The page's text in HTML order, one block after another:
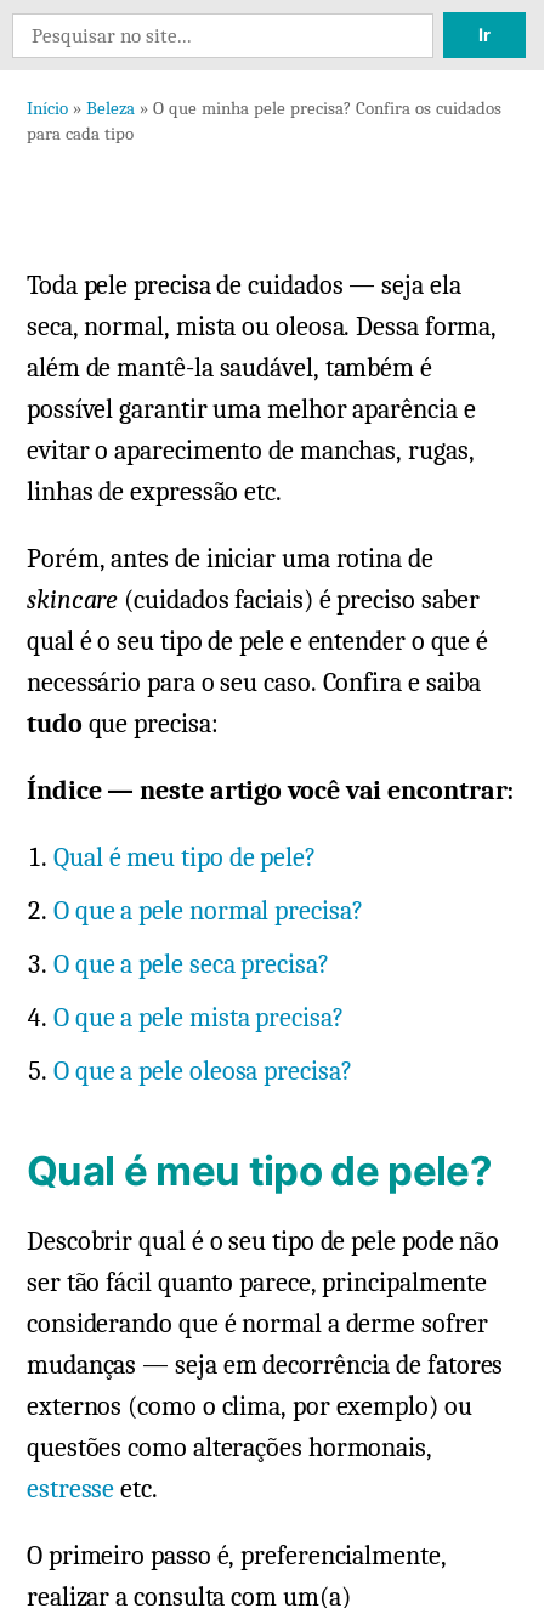
Deixe
em
precisa?
Confira
para
cada
Search
for:
Início » Beleza » O que minha pele precisa? Confira os cuidados
para cada tipo
Toda pele precisa de cuidados — seja ela
seca, normal, mista ou oleosa. Dessa forma,
além de mantê-la saudável, também é
possível garantir uma melhor aparência e
evitar o aparecimento de manchas, rugas,
linhas de expressão etc.
Porém, antes de iniciar uma rotina de
skincare (cuidados faciais) é preciso saber
qual é o seu tipo de pele e entender o que é
necessário para o seu caso. Confira e saiba
tudo que precisa:
Índice — neste artigo você vai encontrar:
Qual é meu tipo de pele?
O que a pele normal precisa?
O que a pele seca precisa?
O que a pele mista precisa?
O que a pele oleosa precisa?
Qual é meu tipo de pele?
Descobrir qual é o seu tipo de pele pode não
ser tão fácil quanto parece, principalmente
considerando que é normal a derme sofrer
mudanças — seja em decorrência de fatores
externos (como o clima, por exemplo) ou
questões como alterações hormonais,
estresseetc.
O primeiro passo é, preferencialmente,
realizar a consulta com um(a)